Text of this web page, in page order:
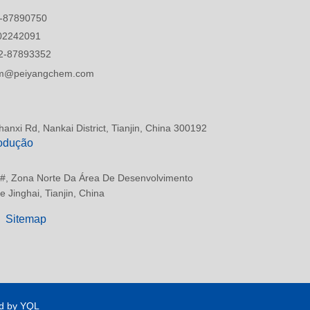
87890750
87893352
Rd, Nankai District, Tianjin, China 300192
Zona Norte Da Área De Desenvolvimento
Jinghai, Tianjin, China
Sitemap
by YQL